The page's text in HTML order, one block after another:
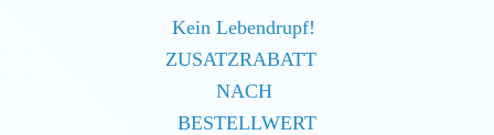
Kein Lebendrupf!
ZUSATZRABATT
NACH
BESTELLWERT